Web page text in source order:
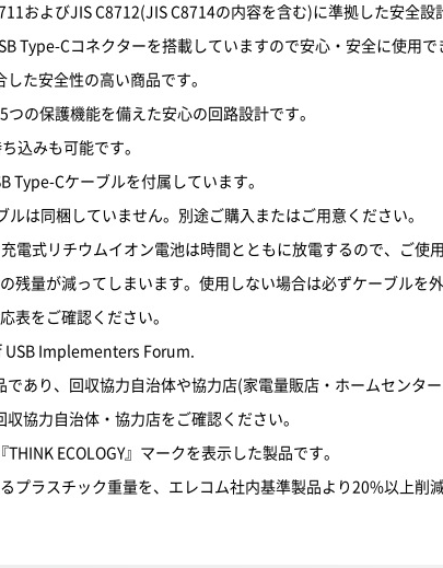
およびJIS C8712(JIS C8714の内容を含む)に準拠した安全設
Type-Cコネクターを搭載していますので安心・安全に使用で
た安全性の高い商品です。
の保護機能を備えた安心の回路設計です。
込みも可能です。
Cケーブルを付属しています。
は同梱していません。別途ご購入またはご用意ください。
式リチウムイオン電池は時間とともに放電するので、ご使
量が減ってしまいます。使用しない場合は必ずケーブルを外
をご確認ください。
Implementers Forum.
あり、回収協力自治体や協力店(家電量販店・ホームセンター
協力自治体・協力店をご確認ください。
ECOLOGY』マークを表示した製品です。
ラスチック重量を、エレコム社内基準製品より20%以上削減